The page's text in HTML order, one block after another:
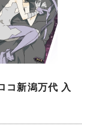
コ新潟万代 入